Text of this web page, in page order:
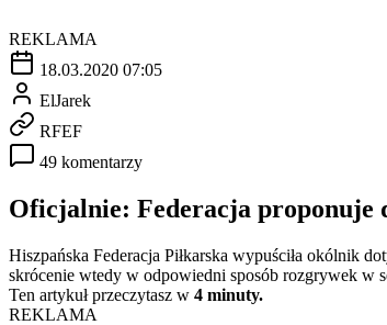
REKLAMA
18.03.2020 07:05
ElJarek
RFEF
49 komentarzy
Oficjalnie: Federacja proponuje
Hiszpańska Federacja Piłkarska wypuściła okólnik
skrócenie wtedy w odpowiedni sposób rozgrywek w
Ten artykuł przeczytasz w 4 minuty.
REKLAMA